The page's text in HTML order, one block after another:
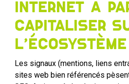
internet à
capitaliser
Les signaux (mentions, liens
sites web bien référencés